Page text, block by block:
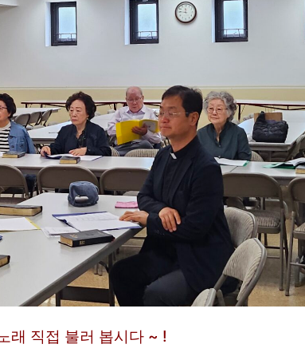
래 직접 불러 봅시다 ~ !